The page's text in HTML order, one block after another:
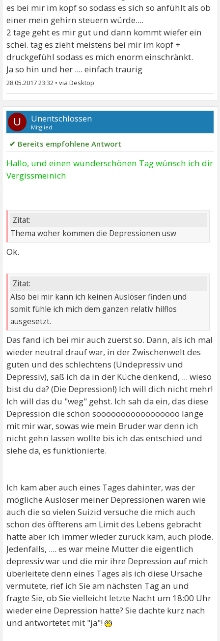
es bei mir im kopf so sodass es sich so anfühlt als ob
einer mein gehirn steuern würde....
2 tage geht es mir gut und dann kommt wiefer ein
schei. tag es zieht meistens bei mir im kopf +
druckgefühl sodass es mich enorm einschränkt.
Ja so hin und her .... einfach traurig
28.05.2017 23:32 •
U Unentschlossen
Mitglied
✔ Bereits empfohlene Antwort
Hallo, und einen wunderschönen Tag wünsch ich dir
Vergissmeinich
Zitat:
Thema woher kommen die Depressionen usw
Ok.
Zitat:
Also bei mir kann ich keinen Auslöser finden und
somit fühle ich mich dem ganzen relativ hilflos
ausgesetzt.
Das fand ich bei mir auch zuerst so. Dann, als ich mal
wieder neutral drauf war, in der Zwischenwelt des
guten und des schlechtens (Undepressiv und
Depressiv), saß ich da in der Küche denkend, ... wieso
bist du da? (Die Depression!) Ich will dich nicht mehr!
Ich will das du "weg" gehst. Ich sah da ein, das diese
Depression die schon sooooooooooooooooo lange
mit mir war, sowas wie mein Bruder war denn ich
nicht gehn lassen wollte bis ich das entschied und
siehe da, es funktionierte.
Ich kam aber auch eines Tages dahinter, was der
mögliche Auslöser meiner Depressionen waren wie
auch die so vielen Suizid versuche die mich auch
schon des öffterens am Limit des Lebens gebracht
hatte aber ich immer wieder zurück kam, auch plöde.
Jedenfalls, .... es war meine Mutter die eigentlich
depressiv war und die mir ihre Depression auf mich
überleitete denn eines Tages als ich diese Ursache
vermutete, rief ich Sie am nächsten Tag an und
fragte Sie, ob Sie vielleicht letzte Nacht um 18:00 Uhr
wieder eine Depression hatte? Sie dachte kurz nach
und antwortetet mit "ja"!